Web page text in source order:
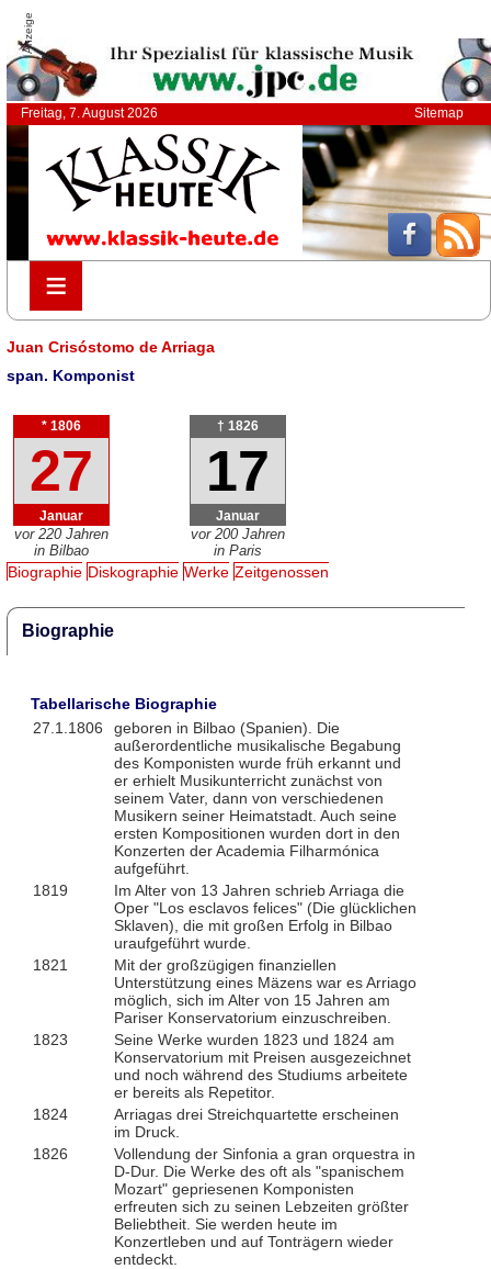
Anzeige
Freitag, 7. August 2026 Sitemap
≡
≡
Juan Crisóstomo de Arriaga
span. Komponist
* 1806
27
Januar
vor 220 Jahren
in Bilbao
† 1826
17
Januar
vor 200 Jahren
in Paris
Biographie Diskographie Werke Zeitgenossen
Biographie
Tabellarische Biographie
27.1.1806
geboren in Bilbao (Spanien). Die
außerordentliche musikalische Begabung
des Komponisten wurde früh erkannt und
er erhielt Musikunterricht zunächst von
seinem Vater, dann von verschiedenen
Musikern seiner Heimatstadt. Auch seine
ersten Kompositionen wurden dort in den
Konzerten der Academia Filharmónica
aufgeführt.
1819
Im Alter von 13 Jahren schrieb Arriaga die
Oper "Los esclavos felices" (Die glücklichen
Sklaven), die mit großen Erfolg in Bilbao
uraufgeführt wurde.
1821
Mit der großzügigen finanziellen
Unterstützung eines Mäzens war es Arriago
möglich, sich im Alter von 15 Jahren am
Pariser Konservatorium einzuschreiben.
1823
Seine Werke wurden 1823 und 1824 am
Konservatorium mit Preisen ausgezeichnet
und noch während des Studiums arbeitete
er bereits als Repetitor.
1824
Arriagas drei Streichquartette erscheinen
im Druck.
1826
Vollendung der Sinfonia a gran orquestra in
D-Dur. Die Werke des oft als "spanischem
Mozart" gepriesenen Komponisten
erfreuten sich zu seinen Lebzeiten größter
Beliebtheit. Sie werden heute im
Konzertleben und auf Tonträgern wieder
entdeckt.